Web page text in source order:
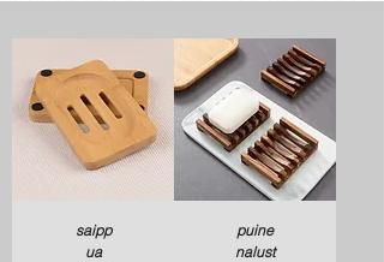
saipp
ua
puine
nalust